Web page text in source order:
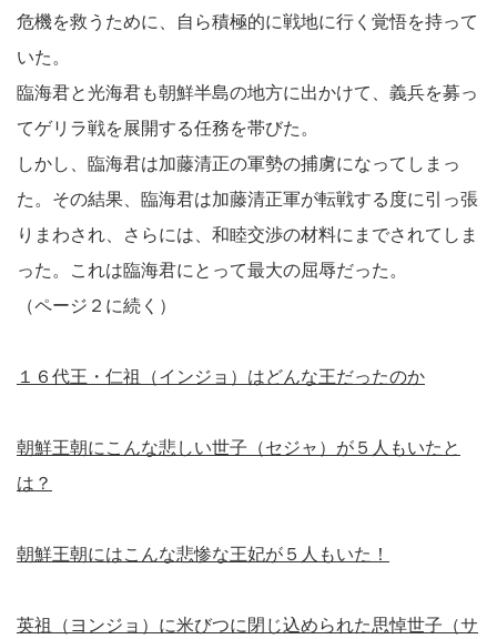
危機を救うために、自ら積極的に戦地に行く覚悟を持って
いた。
臨海君と光海君も朝鮮半島の地方に出かけて、義兵を募っ
てゲリラ戦を展開する任務を帯びた。
しかし、臨海君は加藤清正の軍勢の捕虜になってしまっ
た。その結果、臨海君は加藤清正軍が転戦する度に引っ張
りまわされ、さらには、和睦交渉の材料にまでされてしま
った。これは臨海君にとって最大の屈辱だった。
（ページ２に続く）
１６代王・仁祖（インジョ）はどんな王だったのか
朝鮮王朝にこんな悲しい世子（セジャ）が５人もいたと
は？
朝鮮王朝にはこんな悲惨な王妃が５人もいた！
英祖（ヨンジョ）に米びつに閉じ込められた思悼世子（サ